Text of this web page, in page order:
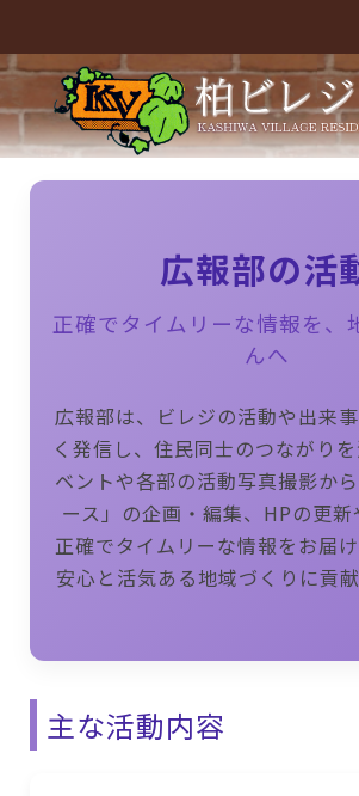
09広報部の活動 « 柏ビレジ
広報部の活
正確でタイムリーな情報を、
んへ
広報部は、ビレジの活動や出来
く発信し、住民同士のつながり
ベントや各部の活動写真撮影か
ース」の企画・編集、HPの更新
正確でタイムリーな情報をお届け
安心と活気ある地域づくりに貢献
主な活動内容